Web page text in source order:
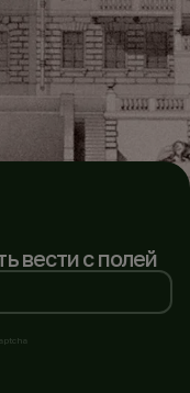
вести с полей